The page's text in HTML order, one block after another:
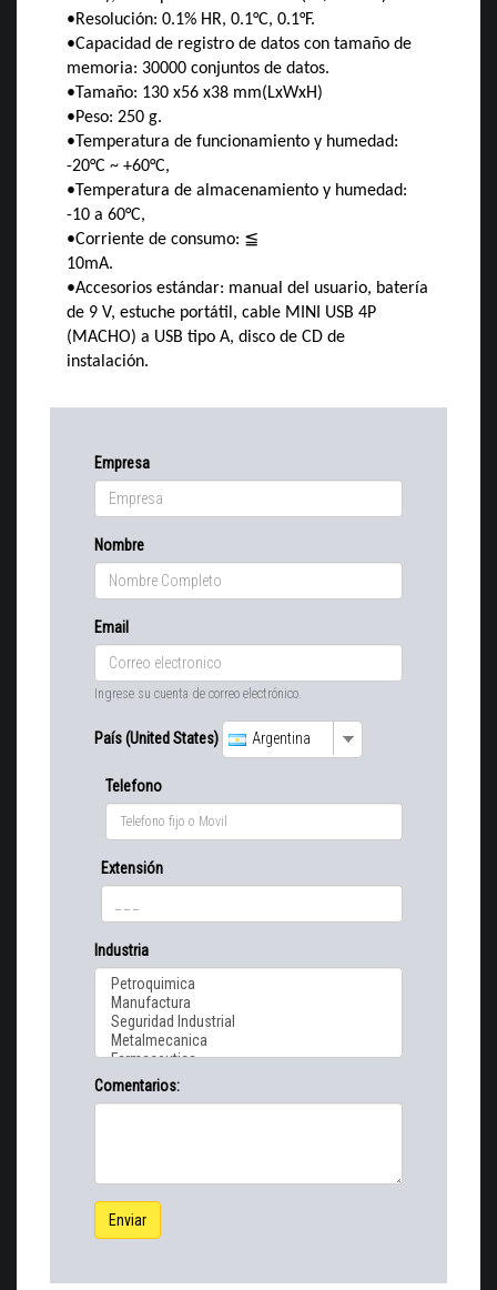
•Resolución: 0.1% HR, 0.1°C, 0.1°F.
•Capacidad de registro de datos con tamaño de
memoria: 30000 conjuntos de datos.
•Tamaño: 130 x56 x38 mm(LxWxH)
•Peso: 250 g.
•Temperatura de funcionamiento y humedad:
-20°C ~ +60°C,
•Temperatura de almacenamiento y humedad:
-10 a 60°C,
•Corriente de consumo: ≦
10mA.
•Accesorios estándar: manual del usuario, batería
de 9 V, estuche portátil, cable MINI USB 4P
(MACHO) a USB tipo A, disco de CD de
instalación.
Empresa
Nombre
Email
Ingrese su cuenta de correo electrónico.
País (United States) Argentina
Telefono
Extensión
Industria
Comentarios:
Enviar